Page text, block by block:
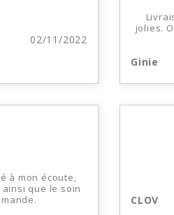
02/11/2022
jolies.
Ginie
à mon écoute,
que le soin
CLOV